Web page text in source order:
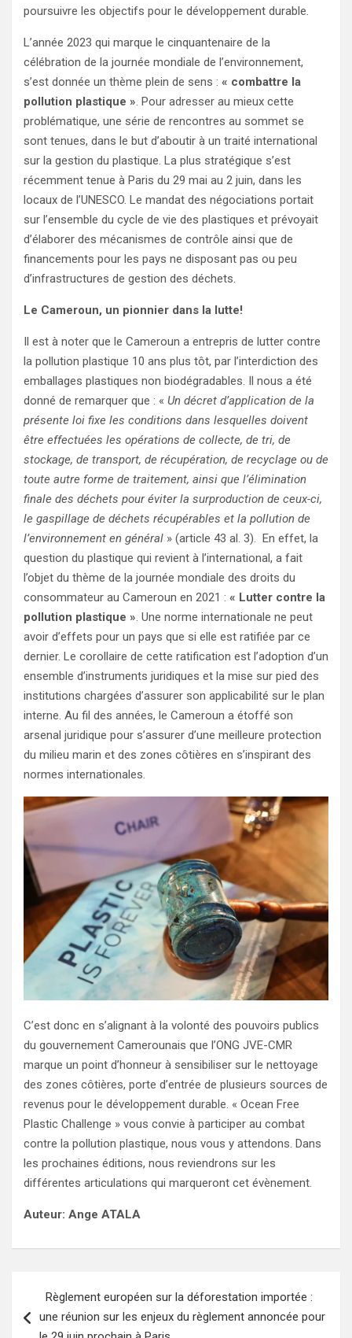
poursuivre les objectifs pour le développement durable.
L’année 2023 qui marque le cinquantenaire de la
célébration de la journée mondiale de l’environnement,
s’est donnée un thème plein de sens : « combattre la
pollution plastique ». Pour adresser au mieux cette
problématique, une série de rencontres au sommet se
sont tenues, dans le but d’aboutir à un traité international
sur la gestion du plastique. La plus stratégique s’est
récemment tenue à Paris du 29 mai au 2 juin, dans les
locaux de l’UNESCO. Le mandat des négociations portait
sur l’ensemble du cycle de vie des plastiques et prévoyait
d’élaborer des mécanismes de contrôle ainsi que de
financements pour les pays ne disposant pas ou peu
d’infrastructures de gestion des déchets.
Le Cameroun, un pionnier dans la lutte!
Il est à noter que le Cameroun a entrepris de lutter contre
la pollution plastique 10 ans plus tôt, par l’interdiction des
emballages plastiques non biodégradables. Il nous a été
donné de remarquer que : « Un décret d’application de la
présente loi fixe les conditions dans lesquelles doivent
être effectuées les opérations de collecte, de tri, de
stockage, de transport, de récupération, de recyclage ou de
toute autre forme de traitement, ainsi que l’élimination
finale des déchets pour éviter la surproduction de ceux-ci,
le gaspillage de déchets récupérables et la pollution de
l’environnement en général » (article 43 al. 3). En effet, la
question du plastique qui revient à l’international, a fait
l’objet du thème de la journée mondiale des droits du
consommateur au Cameroun en 2021 : « Lutter contre la
pollution plastique ». Une norme internationale ne peut
avoir d’effets pour un pays que si elle est ratifiée par ce
dernier. Le corollaire de cette ratification est l’adoption d’un
ensemble d’instruments juridiques et la mise sur pied des
institutions chargées d’assurer son applicabilité sur le plan
interne. Au fil des années, le Cameroun a étoffé son
arsenal juridique pour s’assurer d’une meilleure protection
du milieu marin et des zones côtières en s’inspirant des
normes internationales.
C’est donc en s’alignant à la volonté des pouvoirs publics
du gouvernement Camerounais que l’ONG JVE-CMR
marque un point d’honneur à sensibiliser sur le nettoyage
des zones côtières, porte d’entrée de plusieurs sources de
revenus pour le développement durable. « Ocean Free
Plastic Challenge » vous convie à participer au combat
contre la pollution plastique, nous vous y attendons. Dans
les prochaines éditions, nous reviendrons sur les
différentes articulations qui marqueront cet évènement.
Auteur: Ange ATALA
de
Règlement européen sur la déforestation importée :
une réunion sur les enjeux du règlement annoncée pour